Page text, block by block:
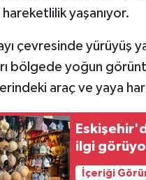
yaşanıyor.
çevresinde
bölgede yoğun
araç ve yaya
ilgi
İçeriği